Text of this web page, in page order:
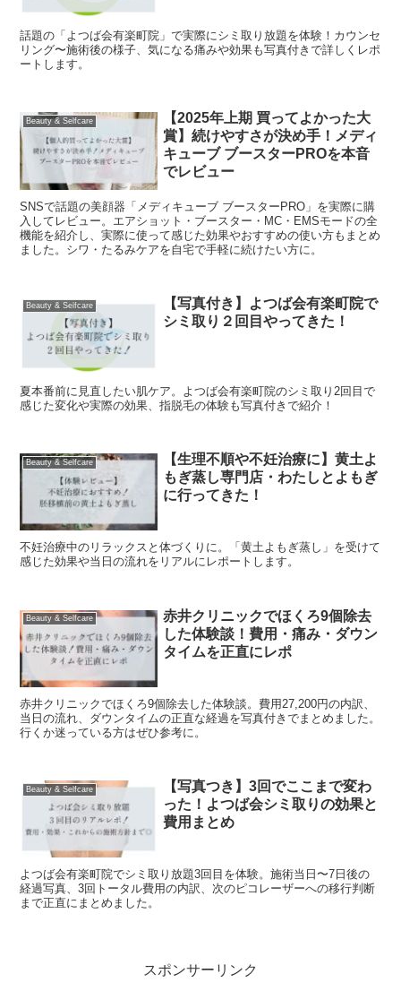
話題の「よつば会有楽町院」で実際にシミ取り放題を体験！カウンセ
リング〜施術後の様子、気になる痛みや効果も写真付きで詳しくレポ
ートします。
Beauty & Selfcare
【2025年上期 買ってよかった大
賞】続けやすさが決め手！メディ
キューブ ブースターPROを本音
でレビュー
SNSで話題の美顔器「メディキューブ ブースターPRO」を実際に購
入してレビュー。エアショット・ブースター・MC・EMSモードの全
機能を紹介し、実際に使って感じた効果やおすすめの使い方もまとめ
ました。シワ・たるみケアを自宅で手軽に続けたい方に。
Beauty & Selfcare
【写真付き】よつば会有楽町院で
シミ取り２回目やってきた！
夏本番前に見直したい肌ケア。よつば会有楽町院のシミ取り2回目で
感じた変化や実際の効果、指脱毛の体験も写真付きで紹介！
Beauty & Selfcare
【生理不順や不妊治療に】黄土よ
もぎ蒸し専門店・わたしとよもぎ
に行ってきた！
不妊治療中のリラックスと体づくりに。「黄土よもぎ蒸し」を受けて
感じた効果や当日の流れをリアルにレポートします。
Beauty & Selfcare
赤井クリニックでほくろ9個除去
した体験談！費用・痛み・ダウン
タイムを正直にレポ
赤井クリニックでほくろ9個除去した体験談。費用27,200円の内訳、
当日の流れ、ダウンタイムの正直な経過を写真付きでまとめました。
行くか迷っている方はぜひ参考に。
Beauty & Selfcare
【写真つき】3回でここまで変わ
った！よつば会シミ取りの効果と
費用まとめ
よつば会有楽町院でシミ取り放題3回目を体験。施術当日〜7日後の
経過写真、3回トータル費用の内訳、次のピコレーザーへの移行判断
まで正直にまとめました。
スポンサーリンク